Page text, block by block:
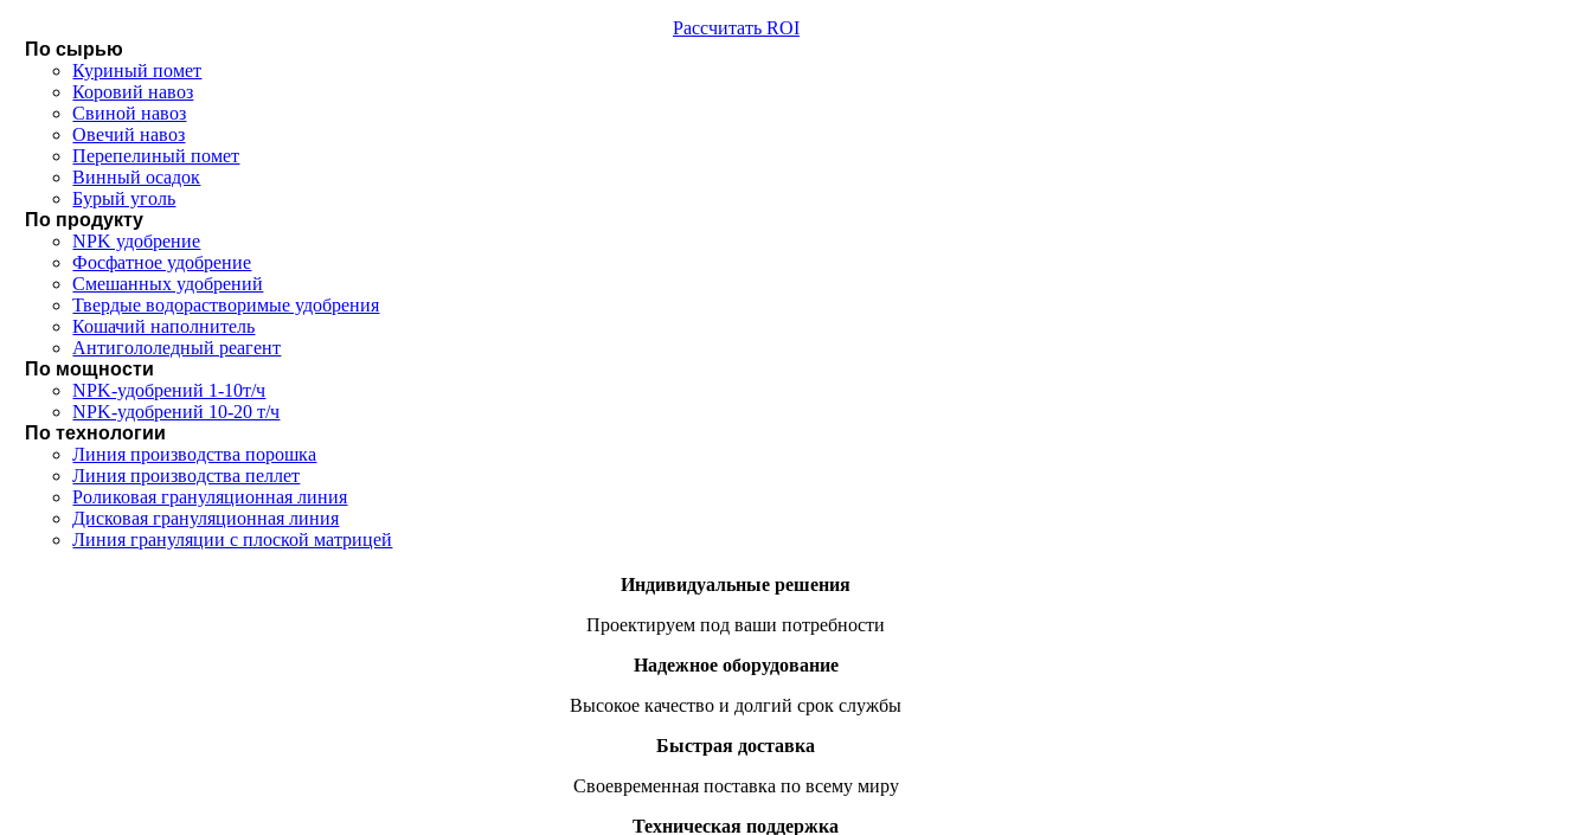
Рассчитать ROI
По сырью
Куриный помет
Коровий навоз
Свиной навоз
Овечий навоз
Перепелиный помет
Винный осадок
Бурый уголь
По продукту
NPK удобрение
Фосфатное удобрение
Смешанных удобрений
Твердые водорастворимые удобрения
Кошачий наполнитель
Антигололедный реагент
По мощности
NPK-удобрений 1-10т/ч
NPK-удобрений 10-20 т/ч
По технологии
Линия производства порошка
Линия производства пеллет
Роликовая грануляционная линия
Дисковая грануляционная линия
Линия грануляции с плоской матрицей
Индивидуальные решения
Проектируем под ваши потребности
Надежное оборудование
Высокое качество и долгий срок службы
Быстрая доставка
Своевременная поставка по всему миру
Техническая поддержка